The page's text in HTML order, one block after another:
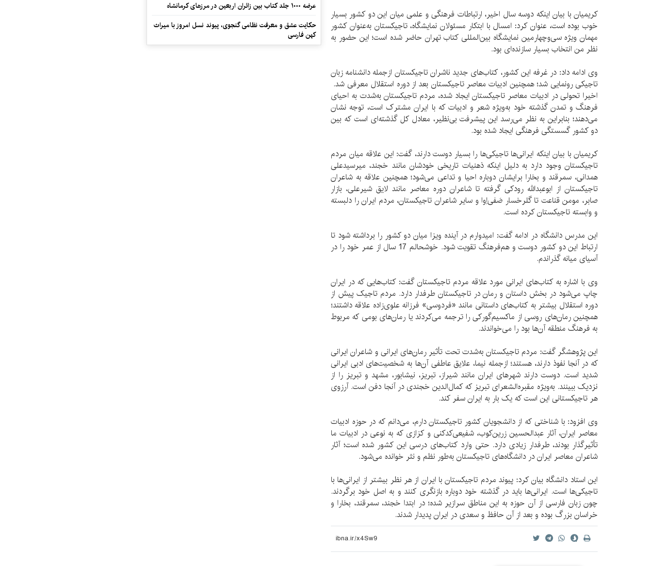
کریمیان با بیان اینکه دو‌سه سال اخیر، ارتباطات فرهنگی و علمی میان این دو کشور بسیار
خوب بوده است، عنوان کرد:‌ امسال با ابتکار مسئولان نمایشگاه، تاجیکستان به‌عنوان کشور
مهمان ویژه سی‌وچهارمین نمایشگاه بین‌المللی کتاب تهران حاضر شده است؛ این حضور به
نظر من انتخاب بسیار سازنده‌ای بود.
وی ادامه داد: در غرفه این کشور، کتاب‌های جدید ناشران تاجیکستان از‌جمله دانشنامه زبان
تاجیکی رونمایی شد؛ همچنین ادبیات معاصر تاجیکستان بعد از دوره استقلال معرفی شد.
اخیرا تحولی در ادبیات معاصر تاجیکستان ایجاد شده، مردم تاجیکستان به‌شدت به احیای
فرهنگ و تمدن گذشته خود به‌ویژه شعر و ادبیات که با ایران مشترک است، توجه نشان
می‌دهند؛ بنابراین به نظر می‌رسد این پیشرفت بی‌نظیر، معادل کل گذشته‌ای است که بین
دو کشور گسستگی فرهنگی ایجاد شده بود.
کریمیان با بیان اینکه ایرانی‌ها تاجیکی‌ها را بسیار دوست دارند، گفت:‌ این علاقه میان مردم
تاجیکستان وجود دارد به دلیل اینکه ذهنیات تاریخی خودشان مانند خجند، میرسیدعلی
همدانی، سمرقند و بخارا برایشان دوباره احیا و تداعی می‌شود؛ همچنین علاقه به شاعران
تاجیکستان از ابوعبدالله رودکی گرفته تا شاعران دوره معاصر مانند لایق شیرعلی، بازار
صابر، مومن قناعت تا گلرخسار صَفی‌اِوا و سایر شاعران تاجیکستان، مردم ایران را دلبسته
و وابسته تاجیکستان کرده است.
این مدرس دانشگاه در ادامه گفت: امیدوارم در آینده ویزا میان دو کشور را برداشته شود تا
ارتباط این دو کشور دوست و هم‌فرهنگ تقویت شود. خوشحالم 17 سال از عمر خود را در
آسیای میانه گذراندم.
وی با اشاره به کتاب‌های ایرانی مورد علاقه مردم تاجیکستان گفت: کتاب‌هایی که در ایران
چاپ می‌شود در بخش داستان و رمان در تاجیکستان طرفدار دارد. مردم تاجیک پیش از
دوره استقلال بیشتر به کتاب‌های داستانی مانند «فردوسی» فرزانه علوی‌زاده علاقه داشتند؛
همچنین رمان‌های روسی از ماکسیم‌گورکی را ترجمه می‌کردند یا رمان‌های بومی که مربوط
به فرهنگ منطقه آن‌ها بود را می‌خواندند.
این پژوهشگر گفت:‌ مردم تاجیکستان به‌شدت تحت تأثیر رمان‌های ایرانی و شاعران ایرانی
که در آنجا نفوذ دارند، هستند؛ از‌جمله نیما، علایق عاطفی آن‌ها به شخصیت‌های ادبی ایرانی
شدید است. دوست دارند شهرهای ایران مانند شیراز، تبریز، نیشابور، مشهد و تبریز را از
نزدیک ببینند. به‌‌ویژه مقبره‌الشعرای تبریز که کمال‌الدین خجندی در آنجا دفن است. آرزوی
هر تاجیکستانی این است که یک بار به ایران سفر کند.
وی افزود: با شناختی که از دانشجویان کشور تاجیکستان دارم، می‌دانم که در حوزه ادبیات
معاصر ایران، آثار عبدالحسین زرین‌کوب، شفیعی‌کدکنی و کزازی که به نوعی در ادبیات ما
تأثیرگذار بودند، طرفدار زیادی دارد. حتی وارد کتاب‌های درسی این کشور شده است؛ آثار
شاعران معاصر ایران در دانشگاه‌های تاجیکستان به‌طور نظم و نثر خوانده می‌شود.
این استاد دانشگاه بیان کرد: پیوند مردم تاجیکستان با ایران از هر نظر بیشتر از ایرانی‌ها با
تاجیکی‌ها است. ایرانی‌ها باید در گذشته خود دوباره بازنگری کنند و به اصل خود برگردند.
چون زبان فارسی از آن حوزه به این مناطق سرازیر شده؛ در ابتدا خجند، سمرقند، بخارا و
خراسان بزرگ بوده و بعد از آن حافظ و سعدی در ایران پدیدار شدند.
عرضه ۱۰۰۰ جلد کتاب بین زائران اربعین در مرزهای کرمانشاه
حکایت عشق و معرفت نظامی گنجوی، پیوند نسل امروز با میراث
کهن فارسی